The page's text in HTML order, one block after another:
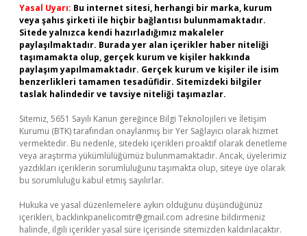
Yasal Uyarı: Bu internet sitesi, herhangi bir marka, kurum
veya şahıs şirketi ile hiçbir bağlantısı bulunmamaktadır.
Sitede yalnızca kendi hazırladığımız makaleler
paylaşılmaktadır. Burada yer alan içerikler haber niteliği
taşımamakta olup, gerçek kurum ve kişiler hakkında
paylaşım yapılmamaktadır. Gerçek kurum ve kişiler ile isim
benzerlikleri tamamen tesadüfidir. Sitemizdeki bilgiler
taslak halindedir ve tavsiye niteliği taşımazlar.
Sitemiz, 5651 Sayılı Kanun gereğince Bilgi Teknolojileri ve İletişim
Kurumu (BTK) tarafından onaylanmış bir Yer Sağlayıcı olarak hizmet
vermektedir. Bu nedenle, sitedeki içerikleri proaktif olarak denetleme
veya araştırma yükümlülüğümüz bulunmamaktadır. Ancak, üyelerimiz
yazdıkları içeriklerin sorumluluğunu taşımakta olup, siteye üye olarak
bu sorumluluğu kabul etmiş sayılırlar.
Hukuka ve yasal düzenlemelere aykırı olduğunu düşündüğünüz
içerikleri, backlinkpanelicomtr@gmail.com adresine bildirmeniz
halinde, ilgili içerikler yasal süre içerisinde sitemizden kaldırılacaktır.